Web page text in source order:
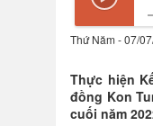
Thứ Năm - 07/
Thực hiện
đồng Kon
cuối năm